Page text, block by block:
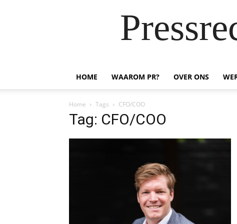
HOME WAAROM PR? OVER ONS
Home Tags CFO/COO
Tag: CFO/COO